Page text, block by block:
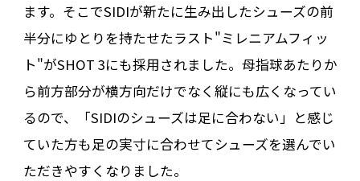
ます。そこでSIDIが新たに生み出したシューズの前
半分にゆとりを持たせたラスト"ミレニアムフィッ
ト"がSHOT 3にも採用されました。母指球あたりか
ら前方部分が横方向だけでなく縦にも広くなってい
るので、「SIDIのシューズは足に合わない」と感じ
ていた方も足の実寸に合わせてシューズを選んでい
ただきやすくなりました。